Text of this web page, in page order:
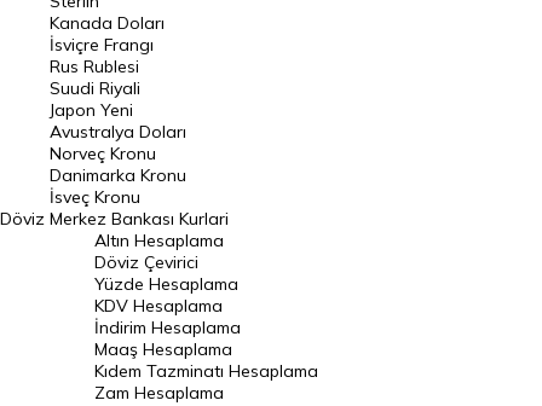
Frank Kuru
Riyal Kuru
Avustralya Doları
Danimarka Kronu Kuru
Kanada Doları Kuru
Norveç Kronu Kuru
İsveç Kronu Kuru
Japon Yeni Kuru
Serbest Piyasa Döviz Kurları
Merkez Bankası Döviz Kurları
Döviz
Kanada Doları
İsviçre Frangı
Rus Rublesi
Suudi Riyali
Japon Yeni
Avustralya Doları
Norveç Kronu
Danimarka Kronu
İsveç Kronu
Merkez Bankası Kurlari
Altın Hesaplama
Döviz Çevirici
Yüzde Hesaplama
KDV Hesaplama
İndirim Hesaplama
Maaş Hesaplama
Kıdem Tazminatı Hesaplama
Zam Hesaplama